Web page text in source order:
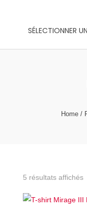
SÉLECTIONNER
Home/
5 résultats affichés